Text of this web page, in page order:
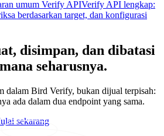
umum Verify APIVerify API lengkap:
berdasarkan target, dan konfigurasi
disimpan, dan dibatasi
seharusnya.
dalam Bird Verify, bukan dijual terpisah:
ada dalam dua endpoint yang sama.
sekarang